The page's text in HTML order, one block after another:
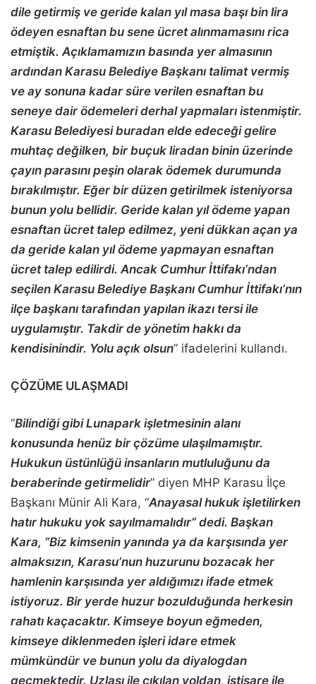
dile getirmiş ve geride kalan yıl masa başı bin lira
ödeyen esnaftan bu sene ücret alınmamasını rica
etmiştik. Açıklamamızın basında yer almasının
ardından Karasu Belediye Başkanı talimat vermiş
ve ay sonuna kadar süre verilen esnaftan bu
seneye dair ödemeleri derhal yapmaları istenmiştir.
Karasu Belediyesi buradan elde edeceği gelire
muhtaç değilken, bir buçuk liradan binin üzerinde
çayın parasını peşin olarak ödemek durumunda
bırakılmıştır. Eğer bir düzen getirilmek isteniyorsa
bunun yolu bellidir. Geride kalan yıl ödeme yapan
esnaftan ücret talep edilmez, yeni dükkan açan ya
da geride kalan yıl ödeme yapmayan esnaftan
ücret talep edilirdi. Ancak Cumhur İttifakı’ndan
seçilen Karasu Belediye Başkanı Cumhur İttifakı’nın
ilçe başkanı tarafından yapılan ikazı tersi ile
uygulamıştır. Takdir de yönetim hakkı da
kendisinindir. Yolu açık olsun” ifadelerini kullandı.
ÇÖZÜME ULAŞMADI
“Bilindiği gibi Lunapark işletmesinin alanı
konusunda henüz bir çözüme ulaşılmamıştır.
Hukukun üstünlüğü insanların mutluluğunu da
beraberinde getirmelidir” diyen MHP Karasu İlçe
Başkanı Münir Ali Kara, “Anayasal hukuk işletilirken
hatır hukuku yok sayılmamalıdır” dedi. Başkan
Kara, “Biz kimsenin yanında ya da karşısında yer
almaksızın, Karasu’nun huzurunu bozacak her
hamlenin karşısında yer aldığımızı ifade etmek
istiyoruz. Bir yerde huzur bozulduğunda herkesin
rahatı kaçacaktır. Kimseye boyun eğmeden,
kimseye diklenmeden işleri idare etmek
mümkündür ve bunun yolu da diyalogdan
geçmektedir. Uzlaşı ile çıkılan yoldan, istişare ile